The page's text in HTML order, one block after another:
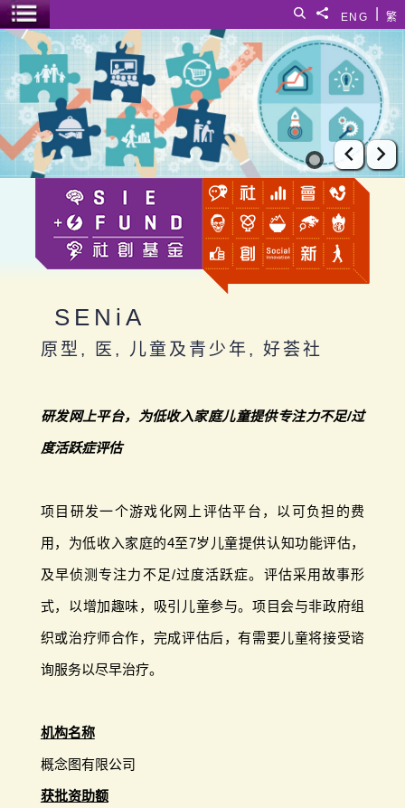
繁
ENG
分享給
搜寻
菜单开关
SENiA
上一张
下
SENiA
原型, 医, 儿童及青少年, 好荟社
研发网上平台，为低收入家庭儿童提供专注力不足/过
度活跃症评估
项目研发一个游戏化网上评估平台，以可负担的费
用，为低收入家庭的4至7岁儿童提供认知功能评估，
及早侦测专注力不足/过度活跃症。评估采用故事形
式，以增加趣味，吸引儿童参与。项目会与非政府组
织或治疗师合作，完成评估后，有需要儿童将接受谘
询服务以尽早治疗。
机构名称
概念图有限公司
获批资助额